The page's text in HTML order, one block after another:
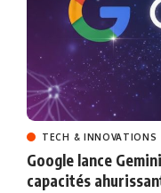
TECH & INNOVATIONS
Google lance
capacités